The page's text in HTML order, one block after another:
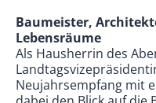
Baumeister,
Lebensräume
Als Hausherrin des
Neujahrsempfang mit